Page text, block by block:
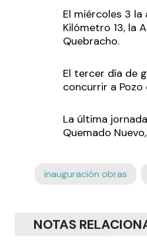
El miércoles 3
Kilómetro 13, la
Quebracho.
El tercer día de
concurrir a Pozo
La última
Quemado
inauguración obras
NOTAS